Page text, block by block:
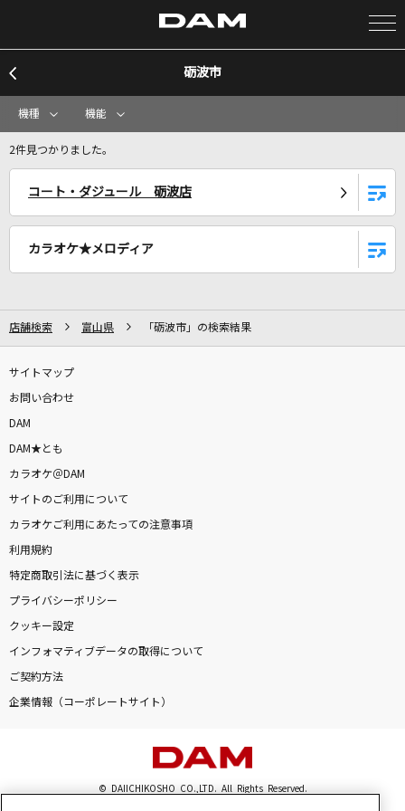
カラオケ検索
リアルタイムで歌われている曲の一覧
L'Arc-en-Ciel
雨とカプチーノ
ヨルシカ
さよならエレジー
[名演]PIECE OF MY WISH 「名演ピアノ 美野
春樹」
今井美樹
[生音]シルエット
砺波市
機種 機能
2件見つかりました。
コート・ダジュール 砺波店
カラオケ★メロディア
店舗検索 富山県 「砺波市」の検索結果
サイトマップ
お問い合わせ
DAM
DAM★とも
カラオケ＠DAM
サイトのご利用について
カラオケご利用にあたっての注意事項
利用規約
特定商取引法に基づく表示
プライバシーポリシー
クッキー設定
インフォマティブデータの取得について
ご契約方法
企業情報（コーポレートサイト）
© DAIICHIKOSHO CO.,LTD. All Rights Reserved.